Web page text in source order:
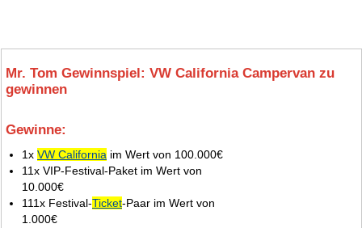
Mr. Tom Gewinnspiel: VW California Campervan zu
gewinnen
Gewinne:
1x VW California im Wert von 100.000€
11x VIP-Festival-Paket im Wert von
10.000€
111x Festival-Ticket-Paar im Wert von
1.000€